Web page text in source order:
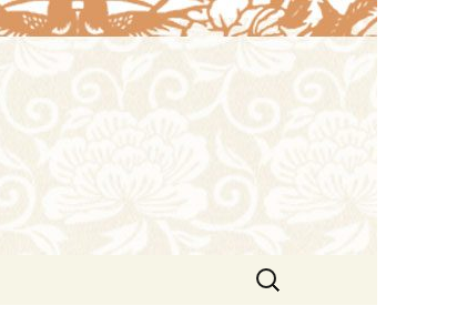
（ウェイ
。北京ダックも味わえま
検